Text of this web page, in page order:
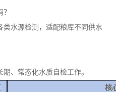
水源检测，适配粮库不同供水
、常态化水质自检工作。
核